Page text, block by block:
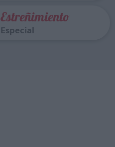
Estreñimiento
Especial